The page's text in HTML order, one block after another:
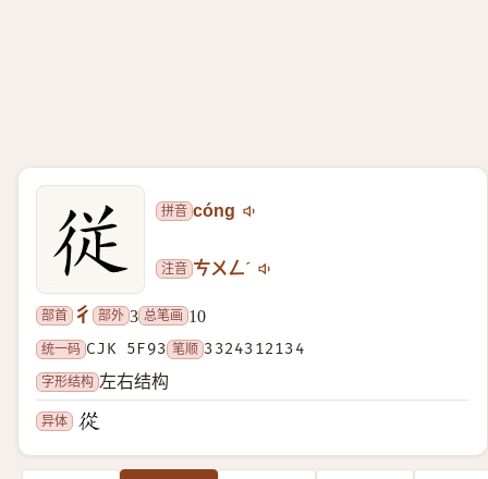
拼音 cóng
注音 ㄘㄨㄥˊ
部首 彳 部外 3 总笔画 10
统一码 CJK 5F93 笔顺 3324312134
字形结构 左右结构
异体